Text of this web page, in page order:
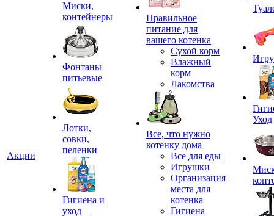
Акции
Миски,
контейнеры
Фонтаны
питьевые
Лотки,
совки,
пеленки
Гигиена и
уход
Правильное
питание для
вашего котенка
Сухой корм
Влажный
корм
Лакомства
Все, что нужно
котенку дома
Все для еды
Игрушки
Организация
места для
котенка
Гигиена
Уход